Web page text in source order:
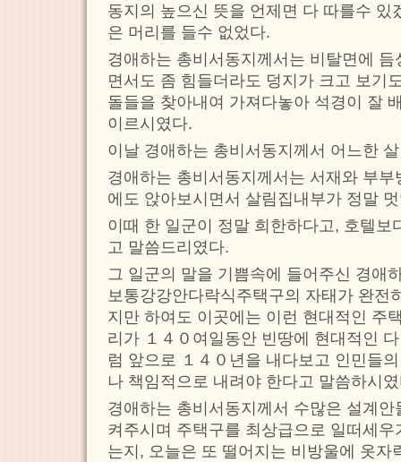
동지의 높으신 뜻을 언제면 다 따를수 있
은 머리를 들수 없었다.
경애하는 총비서동지께서는 비탈면에
면서도 좀 힘들더라도 덩지가 크고 보기
돌들을 찾아내여 가져다놓아 석경이 잘
이르시였다.
이날 경애하는 총비서동지께서 어느한
경애하는 총비서동지께서는 서재와 부
에도 앉아보시면서 살림집내부가 정말
이때 한 일군이 정말 희한하다고, 호텔보
고 말씀드리였다.
그 일군의 말을 기쁨속에 들어주신 경애
보통강강안다락식주택구의 자태가 완전
지만 하여도 이곳에는 이런 현대적인 주
리가 １４０여일동안 빈땅에 현대적인
럼 앞으로 １４０년을 내다보고 인민들
나 책임적으로 내려야 한다고 말씀하시
경애하는 총비서동지께서 수많은 설계
켜주시며 주택구를 최상급으로 일떠세
는지, 오늘은 또 떨어지는 비방울에 옷자